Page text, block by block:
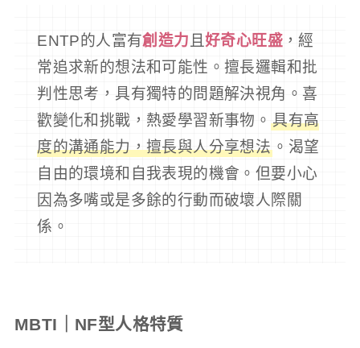
ENTP的人富有創造力且好奇心旺盛 ，經
常追求新的想法和可能性。擅長邏輯和批
判性思考，具有獨特的問題解決視角。喜
歡變化和挑戰，熱愛學習新事物。具有高
度的溝通能力，擅長與人分享想法 。渴望
自由的環境和自我表現的機會。但要小心
因為多嘴或是多餘的行動而破壞人際關
係。
MBTI｜NF型人格特質